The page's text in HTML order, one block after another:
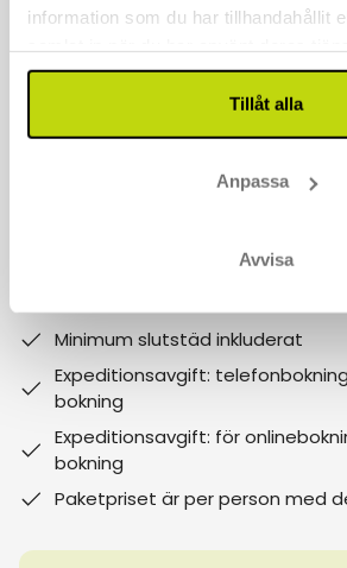
information som du har tillhandahållit
Tillåt alla
Anpassa
Avvisa
Våra öppetider är:
Måndag - Fredag: 9 - 17
Varför boka med Risskov
Minimum slutstäd inkluderat
Expeditionsavgift: telefonbokning
bokning
Expeditionsavgift: för
bokning
Paketpriset är per person med
Follow us on social media